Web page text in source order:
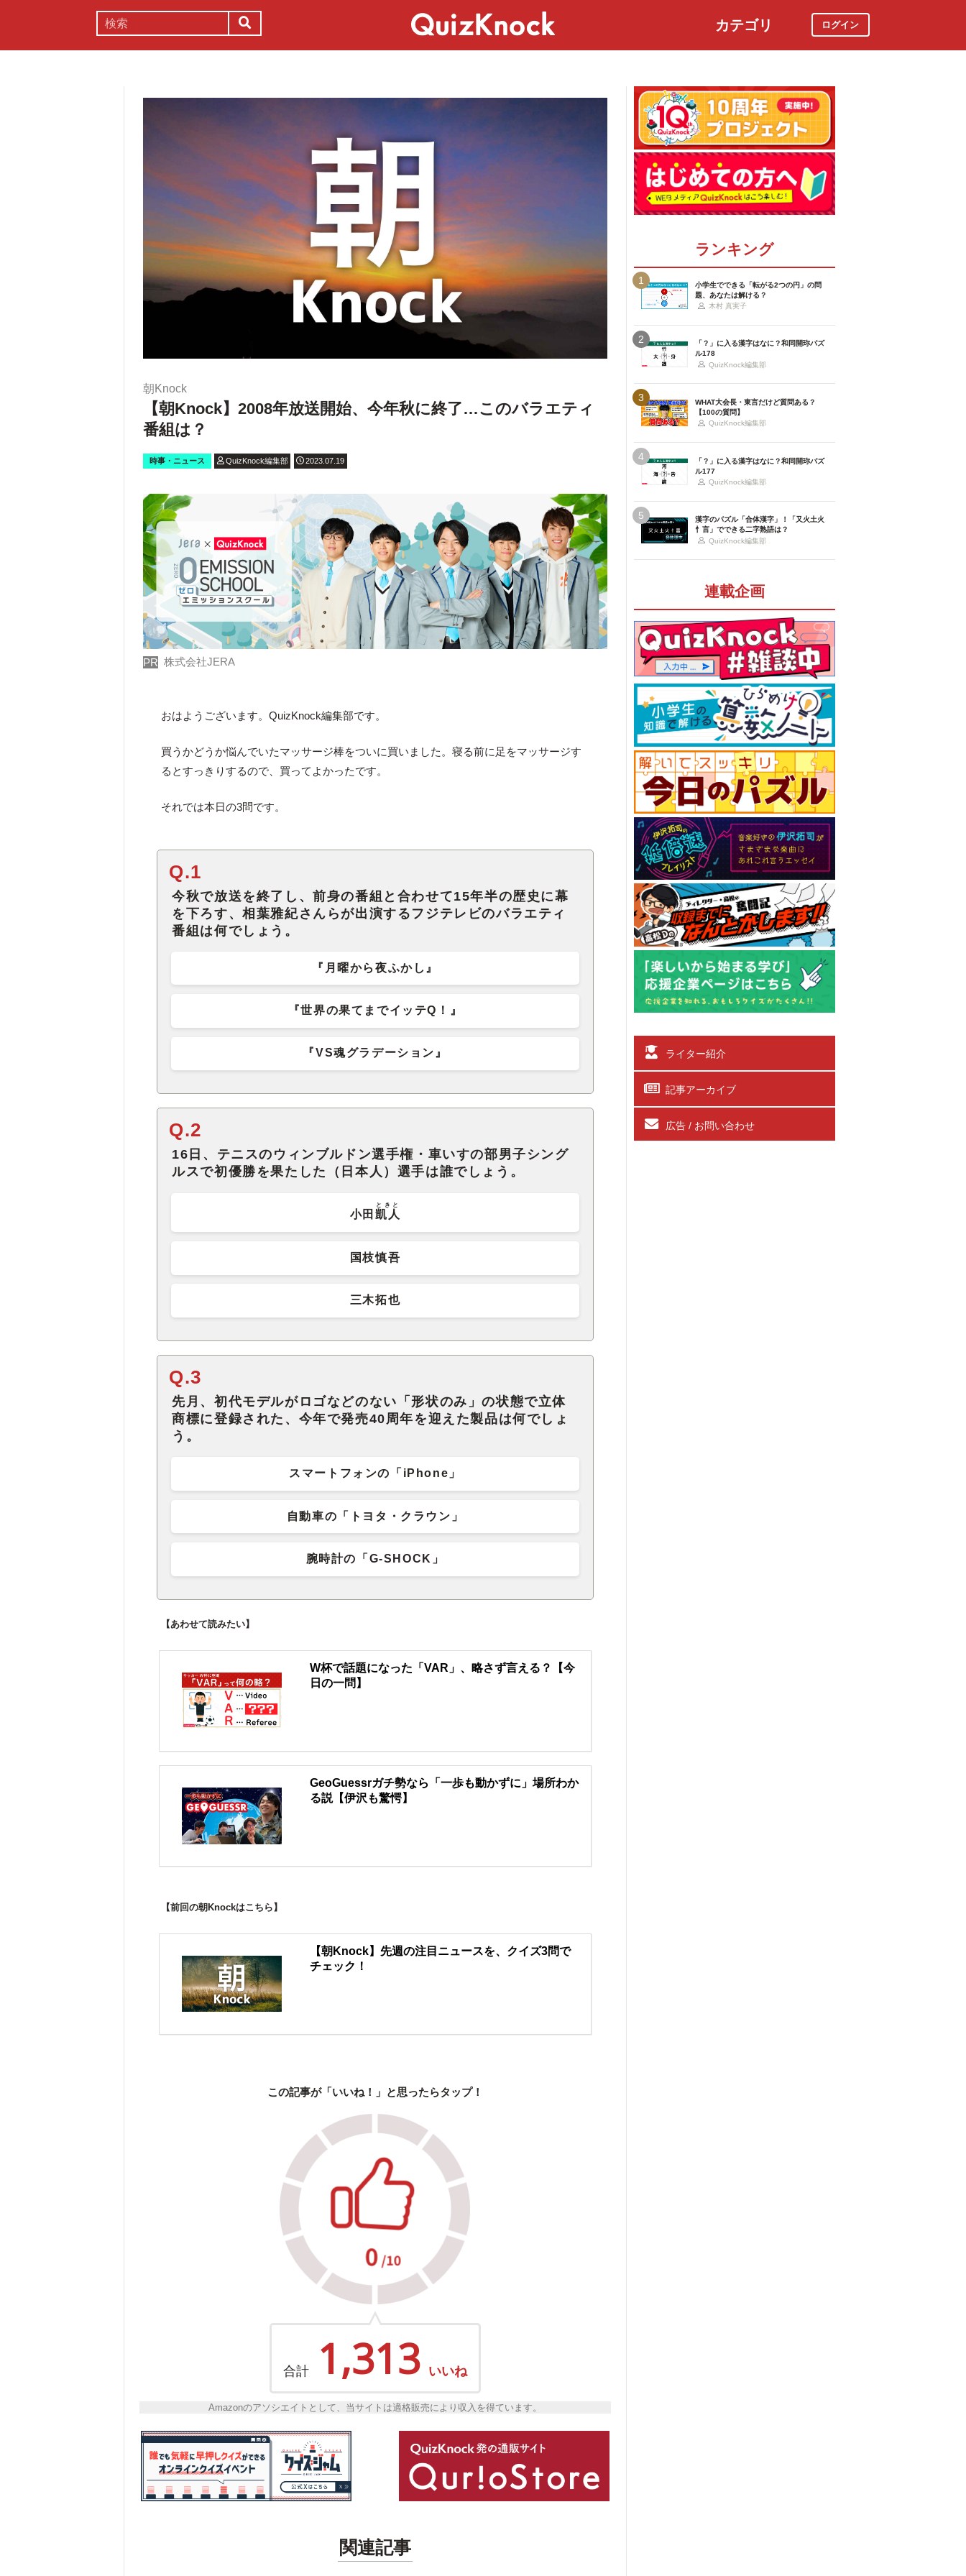
カテゴリ ログイン
朝Knock
【朝Knock】2008年放送開始、今年秋に終了…このバラエティ
番組は？
時事・ニュース QuizKnock編集部 2023.07.19
PR 株式会社JERA
おはようございます。QuizKnock編集部です。
買うかどうか悩んでいたマッサージ棒をついに買いました。寝る前に足をマッサージす
るとすっきりするので、買ってよかったです。
それでは本日の3問です。
Q.1
今秋で放送を終了し、前身の番組と合わせて15年半の歴史に幕
を下ろす、相葉雅紀さんらが出演するフジテレビのバラエティ
番組は何でしょう。
『月曜から夜ふかし』
『世界の果てまでイッテQ！』
『VS魂グラデーション』
Q.2
16日、テニスのウィンブルドン選手権・車いすの部男子シング
ルスで初優勝を果たした（日本人）選手は誰でしょう。
小田 凱人
ときと
国枝慎吾
三木拓也
Q.3
先月、初代モデルがロゴなどのない「形状のみ」の状態で立体
商標に登録された、今年で発売40周年を迎えた製品は何でしょ
う。
スマートフォンの「iPhone」
自動車の「トヨタ・クラウン」
腕時計の「G-SHOCK」
【あわせて読みたい】
W杯で話題になった「VAR」、略さず言える？【今
日の一問】
GeoGuessrガチ勢なら「一歩も動かずに」場所わか
る説【伊沢も驚愕】
【前回の朝Knockはこちら】
【朝Knock】先週の注目ニュースを、クイズ3問で
チェック！
この記事が「いいね！」と思ったらタップ！
合計 1,313 いいね
Amazonのアソシエイトとして、当サイトは適格販売により収入を得ています。
関連記事
ランキング
1
小学生でできる「転がる2つの円」の問
題、あなたは解ける？
木村 真実子
2
「？」に入る漢字はなに？和同開珎パズ
ル178
QuizKnock編集部
3
WHAT大会長・東言だけど質問ある？
【100の質問】
QuizKnock編集部
4
「？」に入る漢字はなに？和同開珎パズ
ル177
QuizKnock編集部
5
漢字のパズル「合体漢字」！「又火土火
忄言」でできる二字熟語は？
QuizKnock編集部
連載企画
ライター紹介
記事アーカイブ
広告 / お問い合わせ